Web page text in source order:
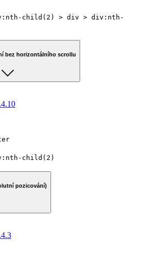
child(2) > div > div:nth-
bez horizontálního scrollu
child(2)
pozicování)